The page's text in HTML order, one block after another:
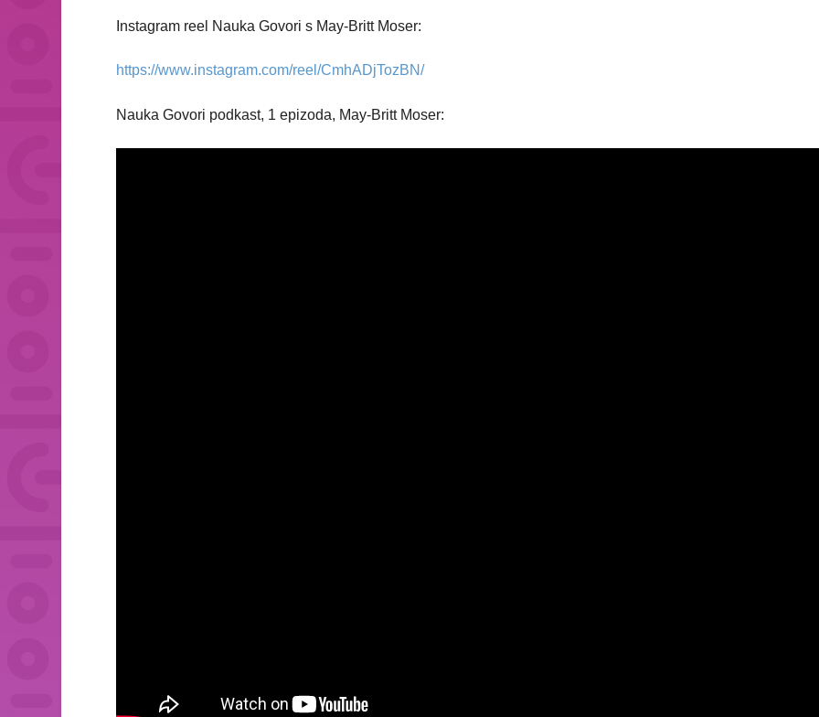
Instagram reel Nauka Govori s May-Britt Moser:
https://www.instagram.com/reel/CmhADjTozBN/
Nauka Govori podkast, 1 epizoda, May-Britt Moser: